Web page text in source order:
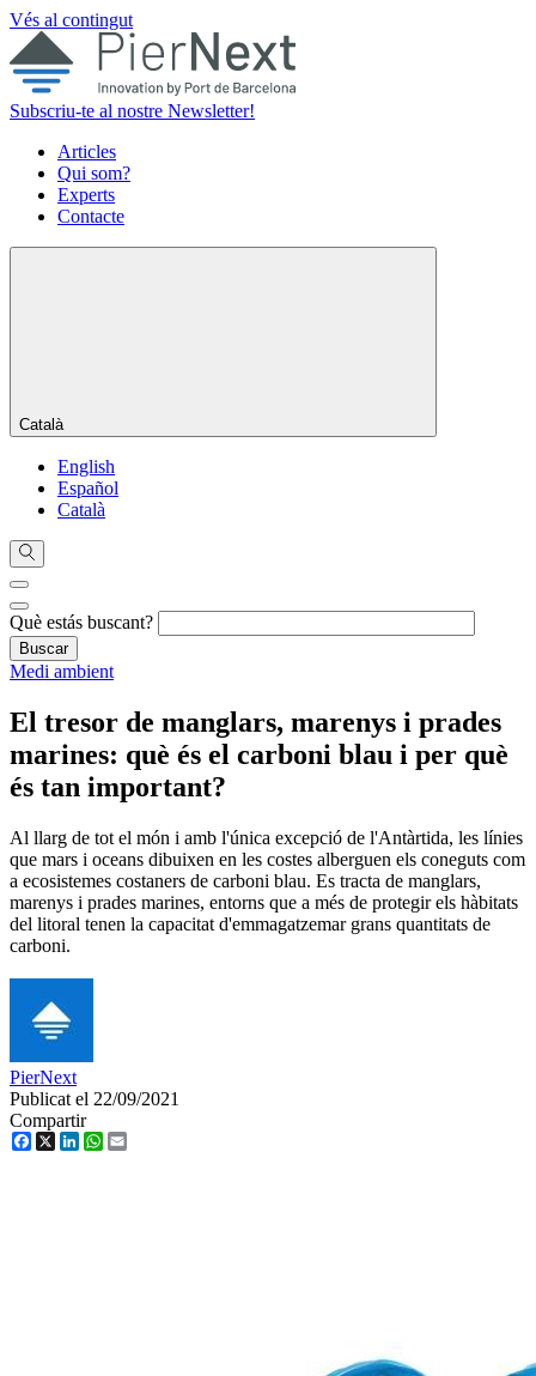
Vés al contingut
Subscriu-te al nostre Newsletter!
Articles
Qui som?
Experts
Contacte
Català
English
Español
Català
Què estás buscant?
Medi ambient
El tresor de manglars, marenys i prades
marines: què és el carboni blau i per què
és tan important?
Al llarg de tot el món i amb l'única excepció de l'Antàrtida, les línies
que mars i oceans dibuixen en les costes alberguen els coneguts com
a ecosistemes costaners de carboni blau. Es tracta de manglars,
marenys i prades marines, entorns que a més de protegir els hàbitats
del litoral tenen la capacitat d'emmagatzemar grans quantitats de
carboni.
PierNext
Publicat el 22/09/2021
Compartir
Facebook
X LinkedInWhatsApp